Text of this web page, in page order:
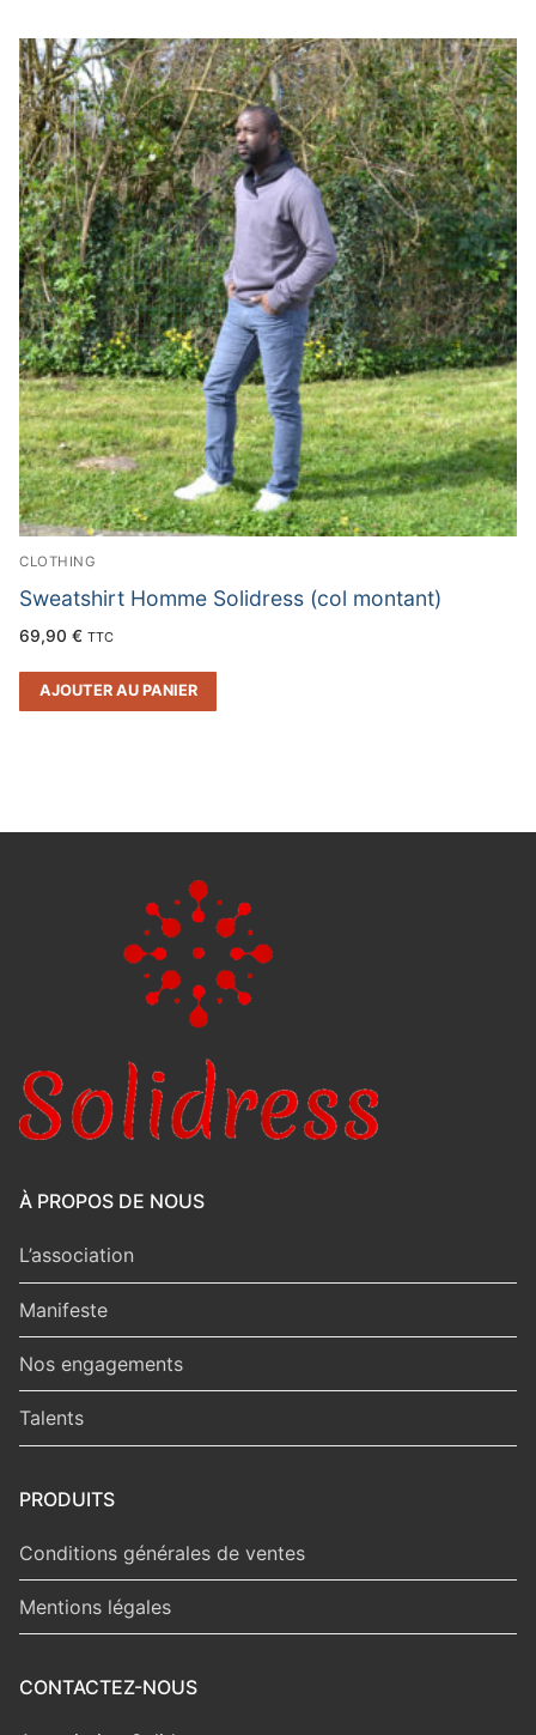
CLOTHING
Sweatshirt Homme Solidress (col montant)
69,90 € TTC
AJOUTER AU PANIER
À PROPOS DE NOUS
L’association
Manifeste
Nos engagements
Talents
PRODUITS
Conditions générales de ventes
Mentions légales
CONTACTEZ-NOUS